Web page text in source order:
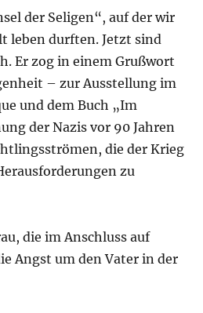
der Seligen“, auf der wir
leben durften. Jetzt sind
Er zog in einem Grußwort
– zur Ausstellung im
und dem Buch „Im
der Nazis vor 90 Jahren
die der Krieg
zu
die im Anschluss auf
Angst um den Vater in der